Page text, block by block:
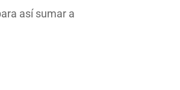
así sumar a